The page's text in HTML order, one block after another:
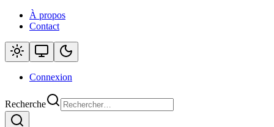
À propos
Contact
Connexion
Recherche